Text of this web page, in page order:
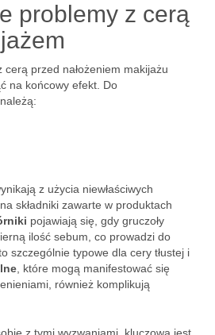
problemy z cerą
przed nałożeniem makijażu
na końcowy efekt. Do
z użycia niewłaściwych
składniki zawarte w produktach
pojawiają się, gdy gruczoły
ilość sebum, co prowadzi do
szczególnie typowe dla cery tłustej i
, które mogą manifestować się
również komplikują